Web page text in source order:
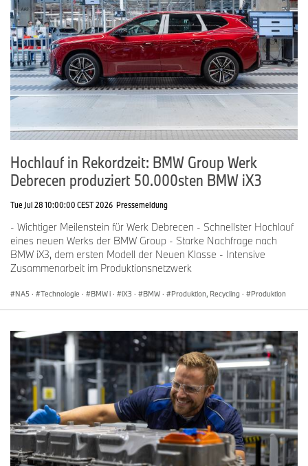
Hochlauf in Rekordzeit: BMW Group Werk
Debrecen produziert 50.000sten BMW iX3
Tue Jul 28 10:00:00 CEST 2026 Pressemeldung
- Wichtiger Meilenstein für Werk Debrecen - Schnellster Hochlauf
eines neuen Werks der BMW Group - Starke Nachfrage nach
BMW iX3, dem ersten Modell der Neuen Klasse - Intensive
Zusammenarbeit im Produktionsnetzwerk
NA5 · Technologie · BMW i · iX3 · BMW · Produktion, Recycling · Produktion